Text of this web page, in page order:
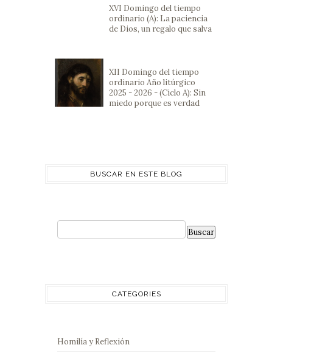
XVI Domingo del tiempo
ordinario (A): La paciencia
de Dios, un regalo que salva
XII Domingo del tiempo
ordinario Año litúrgico
2025 - 2026 - (Ciclo A): Sin
miedo porque es verdad
BUSCAR EN ESTE BLOG
CATEGORIES
Homilía y Reflexión